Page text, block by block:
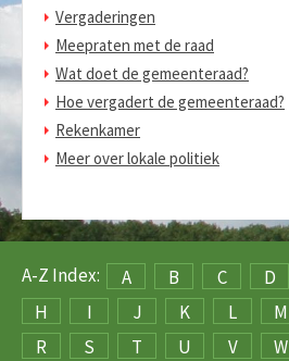
Vergaderingen
Meepraten met de raad
Wat doet de gemeenteraad?
Hoe vergadert de gemeenteraad?
Rekenkamer
Meer over lokale politiek
A-Z Index: A B C D
H
I J K L M
R
S T U V W